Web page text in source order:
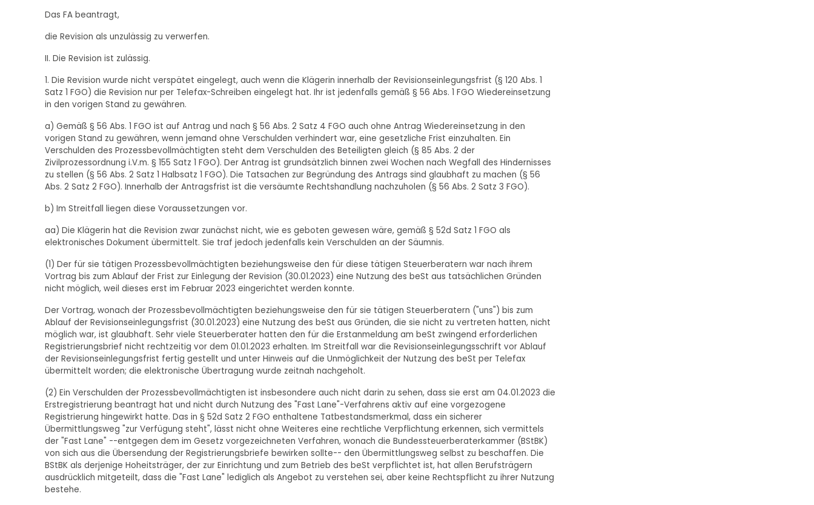
Das FA beantragt,
die Revision als unzulässig zu verwerfen.
II. Die Revision ist zulässig.
1. Die Revision wurde nicht verspätet eingelegt, auch wenn die Klägerin innerhalb der Revisionseinlegungsfrist (§ 120 Abs. 1
Satz 1 FGO) die Revision nur per Telefax-Schreiben eingelegt hat. Ihr ist jedenfalls gemäß § 56 Abs. 1 FGO Wiedereinsetzung
in den vorigen Stand zu gewähren.
a) Gemäß § 56 Abs. 1 FGO ist auf Antrag und nach § 56 Abs. 2 Satz 4 FGO auch ohne Antrag Wiedereinsetzung in den
vorigen Stand zu gewähren, wenn jemand ohne Verschulden verhindert war, eine gesetzliche Frist einzuhalten. Ein
Verschulden des Prozessbevollmächtigten steht dem Verschulden des Beteiligten gleich (§ 85 Abs. 2 der
Zivilprozessordnung i.V.m. § 155 Satz 1 FGO). Der Antrag ist grundsätzlich binnen zwei Wochen nach Wegfall des Hindernisses
zu stellen (§ 56 Abs. 2 Satz 1 Halbsatz 1 FGO). Die Tatsachen zur Begründung des Antrags sind glaubhaft zu machen (§ 56
Abs. 2 Satz 2 FGO). Innerhalb der Antragsfrist ist die versäumte Rechtshandlung nachzuholen (§ 56 Abs. 2 Satz 3 FGO).
b) Im Streitfall liegen diese Voraussetzungen vor.
aa) Die Klägerin hat die Revision zwar zunächst nicht, wie es geboten gewesen wäre, gemäß § 52d Satz 1 FGO als
elektronisches Dokument übermittelt. Sie traf jedoch jedenfalls kein Verschulden an der Säumnis.
(1) Der für sie tätigen Prozessbevollmächtigten beziehungsweise den für diese tätigen Steuerberatern war nach ihrem
Vortrag bis zum Ablauf der Frist zur Einlegung der Revision (30.01.2023) eine Nutzung des beSt aus tatsächlichen Gründen
nicht möglich, weil dieses erst im Februar 2023 eingerichtet werden konnte.
Der Vortrag, wonach der Prozessbevollmächtigten beziehungsweise den für sie tätigen Steuerberatern ("uns") bis zum
Ablauf der Revisionseinlegungsfrist (30.01.2023) eine Nutzung des beSt aus Gründen, die sie nicht zu vertreten hatten, nicht
möglich war, ist glaubhaft. Sehr viele Steuerberater hatten den für die Erstanmeldung am beSt zwingend erforderlichen
Registrierungsbrief nicht rechtzeitig vor dem 01.01.2023 erhalten. Im Streitfall war die Revisionseinlegungsschrift vor Ablauf
der Revisionseinlegungsfrist fertig gestellt und unter Hinweis auf die Unmöglichkeit der Nutzung des beSt per Telefax
übermittelt worden; die elektronische Übertragung wurde zeitnah nachgeholt.
(2) Ein Verschulden der Prozessbevollmächtigten ist insbesondere auch nicht darin zu sehen, dass sie erst am 04.01.2023 die
Erstregistrierung beantragt hat und nicht durch Nutzung des "Fast Lane"-Verfahrens aktiv auf eine vorgezogene
Registrierung hingewirkt hatte. Das in § 52d Satz 2 FGO enthaltene Tatbestandsmerkmal, dass ein sicherer
Übermittlungsweg "zur Verfügung steht", lässt nicht ohne Weiteres eine rechtliche Verpflichtung erkennen, sich vermittels
der "Fast Lane" --entgegen dem im Gesetz vorgezeichneten Verfahren, wonach die Bundessteuerberaterkammer (BStBK)
von sich aus die Übersendung der Registrierungsbriefe bewirken sollte-- den Übermittlungsweg selbst zu beschaffen. Die
BStBK als derjenige Hoheitsträger, der zur Einrichtung und zum Betrieb des beSt verpflichtet ist, hat allen Berufsträgern
ausdrücklich mitgeteilt, dass die "Fast Lane" lediglich als Angebot zu verstehen sei, aber keine Rechtspflicht zu ihrer Nutzung
bestehe.